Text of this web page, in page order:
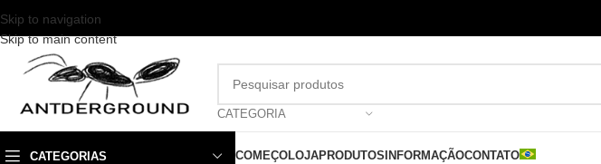
Skip to navigation
Skip to main content
CATEGORIA
CATEGORIAS COMEÇOLOJAPRODUTOS INFORMAÇÃOCONTATO